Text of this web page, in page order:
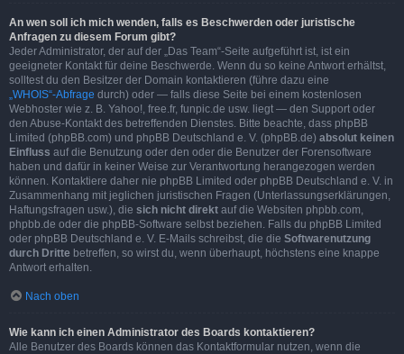
An wen soll ich mich wenden, falls es Beschwerden oder juristische
Anfragen zu diesem Forum gibt?
Jeder Administrator, der auf der „Das Team“-Seite aufgeführt ist, ist ein
geeigneter Kontakt für deine Beschwerde. Wenn du so keine Antwort erhältst,
solltest du den Besitzer der Domain kontaktieren (führe dazu eine
„WHOIS“-Abfrage durch) oder — falls diese Seite bei einem kostenlosen
Webhoster wie z. B. Yahoo!, free.fr, funpic.de usw. liegt — den Support oder
den Abuse-Kontakt des betreffenden Dienstes. Bitte beachte, dass phpBB
Limited (phpBB.com) und phpBB Deutschland e. V. (phpBB.de) absolut keinen
Einfluss auf die Benutzung oder den oder die Benutzer der Forensoftware
haben und dafür in keiner Weise zur Verantwortung herangezogen werden
können. Kontaktiere daher nie phpBB Limited oder phpBB Deutschland e. V. in
Zusammenhang mit jeglichen juristischen Fragen (Unterlassungserklärungen,
Haftungsfragen usw.), die sich nicht direkt auf die Websiten phpbb.com,
phpbb.de oder die phpBB-Software selbst beziehen. Falls du phpBB Limited
oder phpBB Deutschland e. V. E-Mails schreibst, die die Softwarenutzung
durch Dritte betreffen, so wirst du, wenn überhaupt, höchstens eine knappe
Antwort erhalten.
Nach oben
Wie kann ich einen Administrator des Boards kontaktieren?
Alle Benutzer des Boards können das Kontaktformular nutzen, wenn die